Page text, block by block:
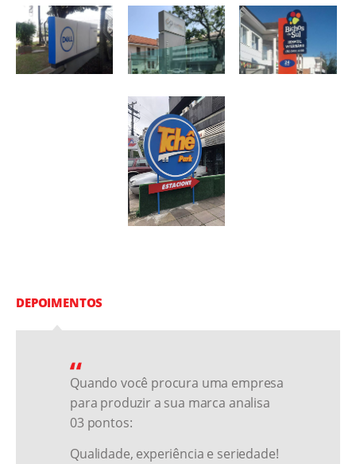
Página Inicial
Quem Somos
Contato
Fachada
DEPOIMENTOS
Quando você procura uma empresa
para produzir a sua marca analisa
03 pontos:
Qualidade, experiência e seriedade!